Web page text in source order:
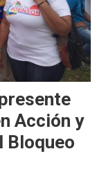
Acción y
Bloqueo